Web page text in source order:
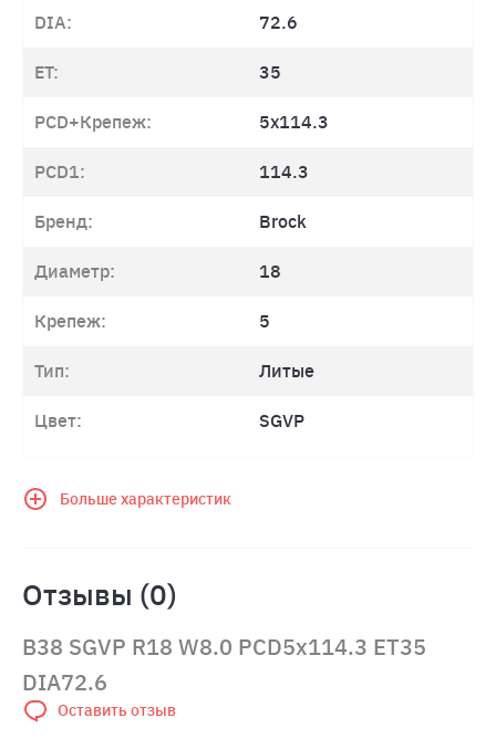
DIA: 72.6
ET: 35
PCD+Крепеж: 5x114.3
PCD1: 114.3
Бренд: Brock
Диаметр: 18
Крепеж: 5
Тип: Литые
Цвет: SGVP
Больше характеристик
Отзывы (0)
B38 SGVP R18 W8.0 PCD5x114.3 ET35
DIA72.6
Оставить отзыв